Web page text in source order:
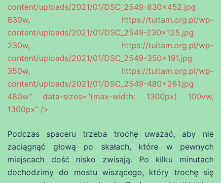
content/uploads/2021/01/DSC_2549-830×452.jpg
830w, https://tuitam.org.pl/wp-
content/uploads/2021/01/DSC_2549-230×125.jpg
230w, https://tuitam.org.pl/wp-
content/uploads/2021/01/DSC_2549-350×191.jpg
350w, https://tuitam.org.pl/wp-
content/uploads/2021/01/DSC_2549-480×261.jpg
480w” data-sizes=”(max-width: 1300px) 100vw,
1300px” />
Podczas spaceru trzeba trochę uważać, aby nie
zaciągnąć głową po skałach, które w pewnych
miejscach dość nisko zwisają. Po kilku minutach
dochodzimy do mostu wiszącego, który trochę się